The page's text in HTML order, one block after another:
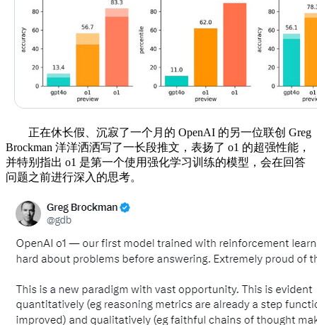
正在休长假、沉寂了一个月的 OpenAI 的另一位联创 Greg
Brockman 洋洋洒洒写了一长段推文，表扬了 o1 的超强性能，
并特别指出 o1 是第一个使用强化学习训练的模型，会在回答
问题之前进行深入的思考。